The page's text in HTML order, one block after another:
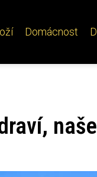
Domácnost